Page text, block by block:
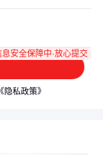
息安全保障中·放心提交
《隐私政策》